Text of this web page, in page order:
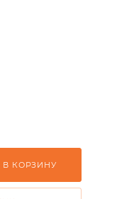
В КОРЗИНУ